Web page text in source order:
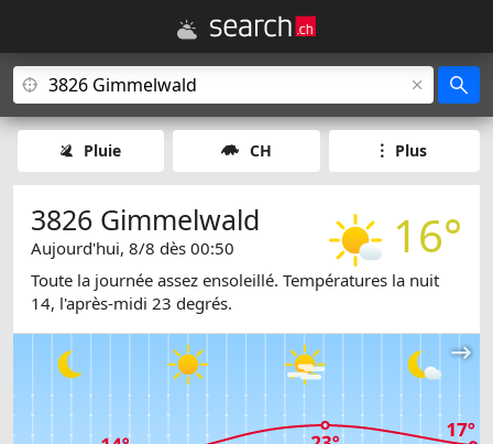
Pluie CH Plus
16°
3826 Gimmelwald
Aujourd'hui, 8/8 dès 00:50
Toute la journée assez ensoleillé. Températures la nuit
14, l'après-midi 23 degrés.